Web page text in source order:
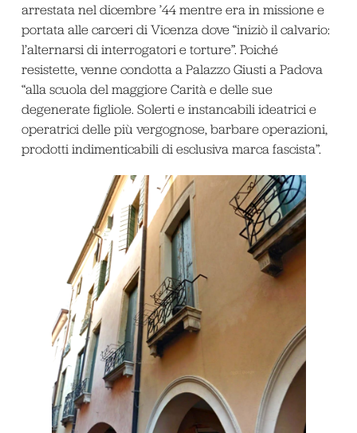
arrestata nel dicembre ’44 mentre era in missione e
portata alle carceri di Vicenza dove “iniziò il calvario:
l’alternarsi di interrogatori e torture”. Poiché
resistette, venne condotta a Palazzo Giusti a Padova
“alla scuola del maggiore Carità e delle sue
degenerate figliole. Solerti e instancabili ideatrici e
operatrici delle più vergognose, barbare operazioni,
prodotti indimenticabili di esclusiva marca fascista”.